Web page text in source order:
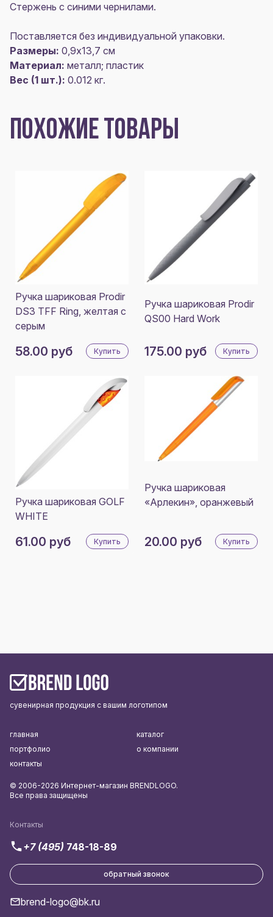
Стержень с синими чернилами.
Поставляется без индивидуальной упаковки.
Размеры: 0,9х13,7 см
Материал: металл; пластик
Вес (1 шт.): 0.012 кг.
ПОХОЖИЕ ТОВАРЫ
Ручка шариковая Prodir
DS3 TFF Ring, желтая с
серым
58.00 руб Купить
Ручка шариковая Prodir
QS00 Hard Work
175.00 руб Купить
Ручка шариковая GOLF
WHITE
61.00 руб Купить
Ручка шариковая
«Арлекин», оранжевый
20.00 руб Купить
сувенирная продукция с вашим логотипом
Контакты
+7 (495) 748-18-89
обратный звонок
brend-logo@bk.ru
главная
каталог
портфолио
о компании
контакты
© 2006-2026 Интернет-магазин BRENDLOGO.
Все права защищены